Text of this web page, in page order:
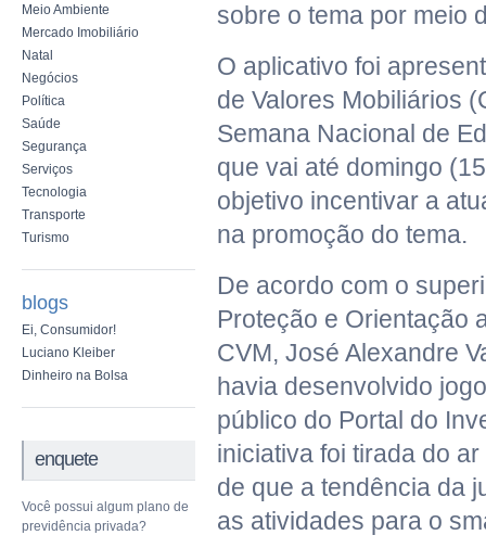
Meio Ambiente
Mercado Imobiliário
Natal
Negócios
Política
Saúde
Segurança
Serviços
Tecnologia
Transporte
Turismo
blogs
Ei, Consumidor!
Luciano Kleiber
Dinheiro na Bolsa
enquete
Você possui algum plano de
previdência privada?
sobre o tema por meio
O aplicativo foi
de Valores Mobiliários
Semana Nacional de
que vai até domingo
objetivo incentivar a
na promoção do tema.
De acordo com o
Proteção e Orientação
CVM, José Alexandre
havia desenvolvido
público do Portal do
iniciativa foi tirada do
de que a tendência da
as atividades para o